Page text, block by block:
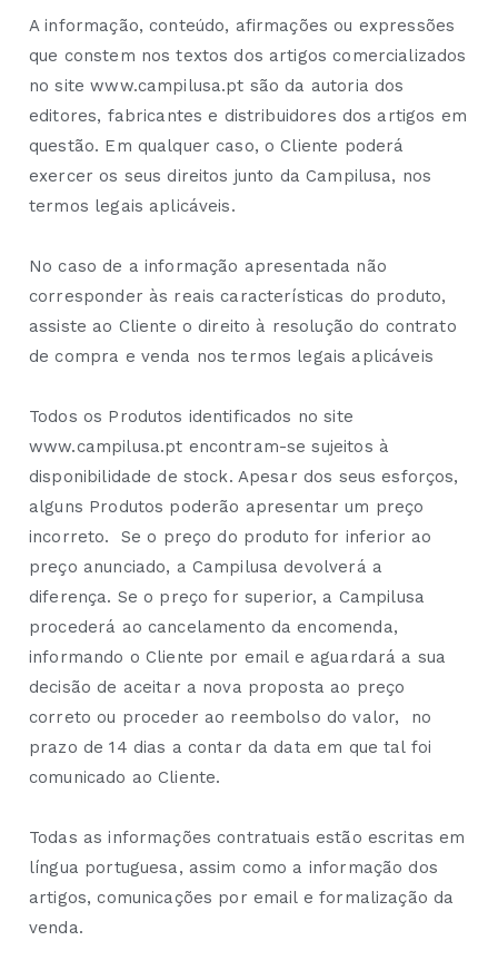
A informação, conteúdo, afirmações ou expressões
que constem nos textos dos artigos comercializados
no site www.campilusa.pt são da autoria dos
editores, fabricantes e distribuidores dos artigos em
questão. Em qualquer caso, o Cliente poderá
exercer os seus direitos junto da Campilusa, nos
termos legais aplicáveis.
No caso de a informação apresentada não
corresponder às reais características do produto,
assiste ao Cliente o direito à resolução do contrato
de compra e venda nos termos legais aplicáveis
Todos os Produtos identificados no site
www.campilusa.pt encontram-se sujeitos à
disponibilidade de stock. Apesar dos seus esforços,
alguns Produtos poderão apresentar um preço
incorreto. Se o preço do produto for inferior ao
preço anunciado, a Campilusa devolverá a
diferença. Se o preço for superior, a Campilusa
procederá ao cancelamento da encomenda,
informando o Cliente por email e aguardará a sua
decisão de aceitar a nova proposta ao preço
correto ou proceder ao reembolso do valor, no
prazo de 14 dias a contar da data em que tal foi
comunicado ao Cliente.
Todas as informações contratuais estão escritas em
língua portuguesa, assim como a informação dos
artigos, comunicações por email e formalização da
venda.